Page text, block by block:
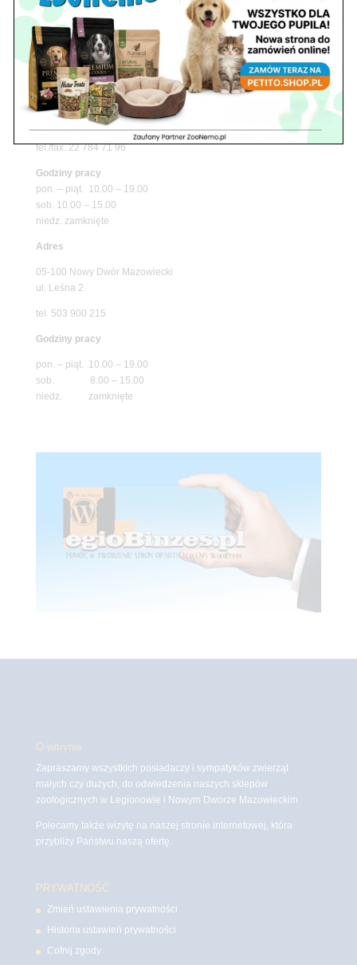
Znajdź nas
Adres
05-120 Legionowo
ul. Piłsudskiego 31,
pawilon 134
tel./fax. 22 784 71 96
Godziny pracy
pon. – piąt. 10.00 – 19.00
sob. 10.00 – 15.00
niedz. zamknięte
Adres
05-100 Nowy Dwór Mazowiecki
ul. Leśna 2
tel. 503 900 215
Godziny pracy
pon. – piąt. 10.00 – 19.00
sob. 8.00 – 15.00
niedz. zamknięte
O witrynie
Zapraszamy wszystkich posiadaczy i sympatyków zwierząt
małych czy dużych, do odwiedzenia naszych sklepów
zoologicznych w Legionowie i Nowym Dworze Mazowieckim
Polecamy także wizytę na naszej stronie internetowej, która
przybliży Państwu naszą ofertę.
PRYWATNOŚĆ
Zmień ustawienia prywatności
Historia ustawień prywatności
Cofnij zgody